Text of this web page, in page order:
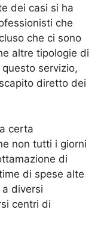
dei casi si ha
che
che ci sono
altre tipologie di
servizio,
diretto dei
certa
non tutti i giorni
di
di spese alte
diversi
centri di